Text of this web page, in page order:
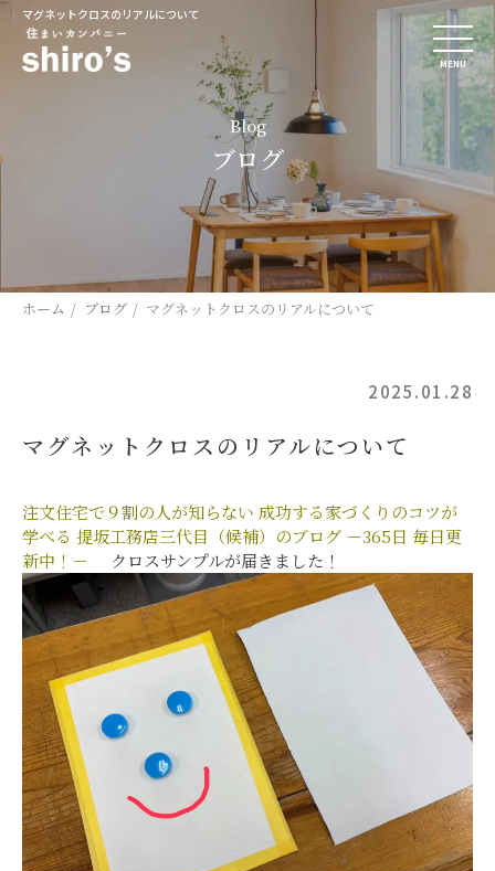
マグネットクロスのリアルについて
MENU
Blog
ブログ
ホーム ブログ マグネットクロスのリアルについて
2025.01.28
マグネットクロスのリアルについて
注文住宅で９割の人が知らない 成功する家づくりのコツが
学べる 提坂工務店三代目（候補）のブログ －365日 毎日更
新中！－ クロスサンプルが届きました！